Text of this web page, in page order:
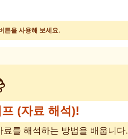
튼을 사용해 보세요.
(자료 해석)!
를 해석하는 방법을 배웁니다.